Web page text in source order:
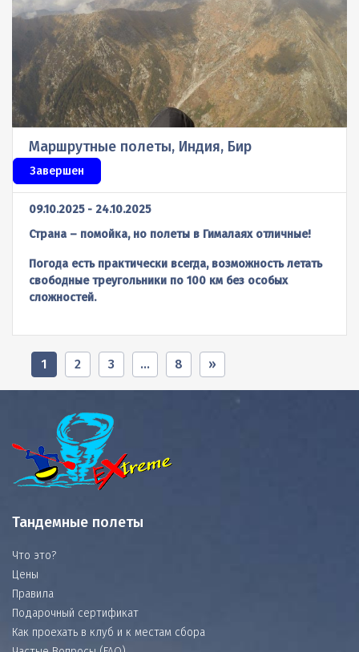
Маршрутные полеты, Индия, Бир
Завершен
09.10.2025 - 24.10.2025
Страна – помойка, но полеты в Гималаях отличные!
Погода есть практически всегда, возможность летать
свободные треугольники по 100 км без особых
сложностей.
1 2 3 … 8 »
Тандемные полеты
Что это?
Цены
Правила
Подарочный сертификат
Как проехать в клуб и к местам сбора